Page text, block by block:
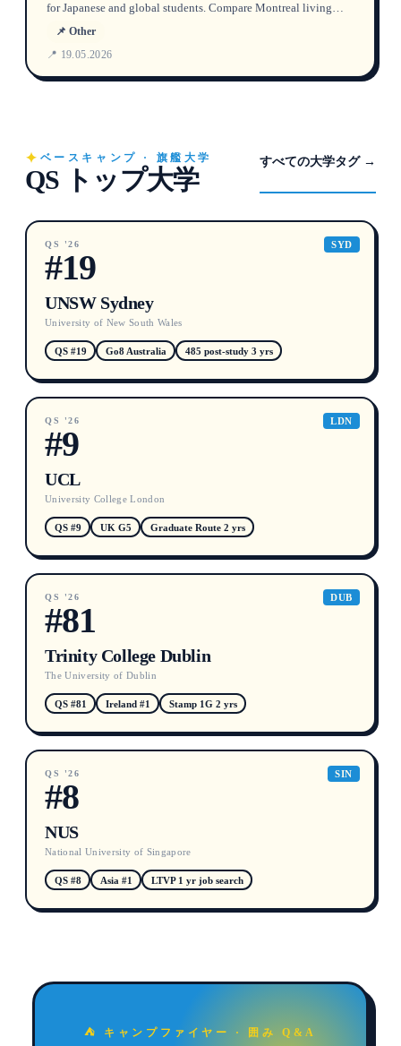
for Japanese and global students. Compare Montreal living
real experiences from Japanese international students at one of
Canada’s top universities.
📌 Other
📍 19.05.2026
ベースキャンプ · 旗艦大学
QS トップ大学
すべての大学タグ →
SYD
QS '26
#19
UNSW Sydney
University of New South Wales
QS #19 Go8 Australia 485 post-study 3 yrs
LDN
QS '26
#9
UCL
University College London
QS #9 UK G5 Graduate Route 2 yrs
DUB
QS '26
#81
Trinity College Dublin
The University of Dublin
QS #81 Ireland #1 Stamp 1G 2 yrs
SIN
QS '26
#8
NUS
National University of Singapore
QS #8 Asia #1 LTVP 1 yr job search
⛺ キャンプファイヤー · 囲み Q&A